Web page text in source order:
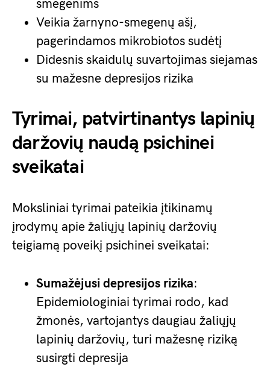
smegenims
Veikia žarnyno-smegenų ašį,
pagerindamos mikrobiotos sudėtį
Didesnis skaidulų suvartojimas siejamas
su mažesne depresijos rizika
Tyrimai, patvirtinantys lapinių
daržovių naudą psichinei
sveikatai
Moksliniai tyrimai pateikia įtikinamų
įrodymų apie žaliųjų lapinių daržovių
teigiamą poveikį psichinei sveikatai:
Sumažėjusi depresijos rizika:
Epidemiologiniai tyrimai rodo, kad
žmonės, vartojantys daugiau žaliųjų
lapinių daržovių, turi mažesnę riziką
susirgti depresija